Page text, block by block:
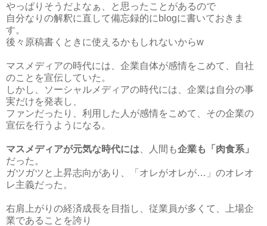
やっぱりそうだよなぁ、と思ったことがあるので
自分なりの解釈に直して備忘録的にblogに書いておきま
す。
後々原稿書くときに使えるかもしれないからw
マスメディアの時代には、企業自体が感情をこめて、自社
のことを宣伝していた。
しかし、ソーシャルメディアの時代には、企業は自分の事
実だけを発表し、
ファンだったり、利用した人が感情をこめて、その企業の
宣伝を行うようになる。
マスメディアが元気な時代には 、人間も企業も「肉食系」
だった。
ガツガツと上昇志向があり、「オレがオレが…」のオレオ
レ主義だった。
右肩上がりの経済成長を目指し、従業員が多くて、上場企
業であることを誇り